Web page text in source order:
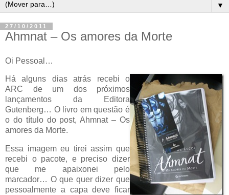
▼
27/10/2011
Ahmnat – Os amores da Morte
Oi Pessoal…
Há alguns dias atrás recebi o
ARC de um dos próximos
lançamentos da Editora
Gutenberg… O livro em questão é
o do título do post, Ahmnat – Os
amores da Morte.
Essa imagem eu tirei assim que
recebi o pacote, e preciso dizer
que me apaixonei pelo
marcador… O que quer dizer que
pessoalmente a capa deve ficar